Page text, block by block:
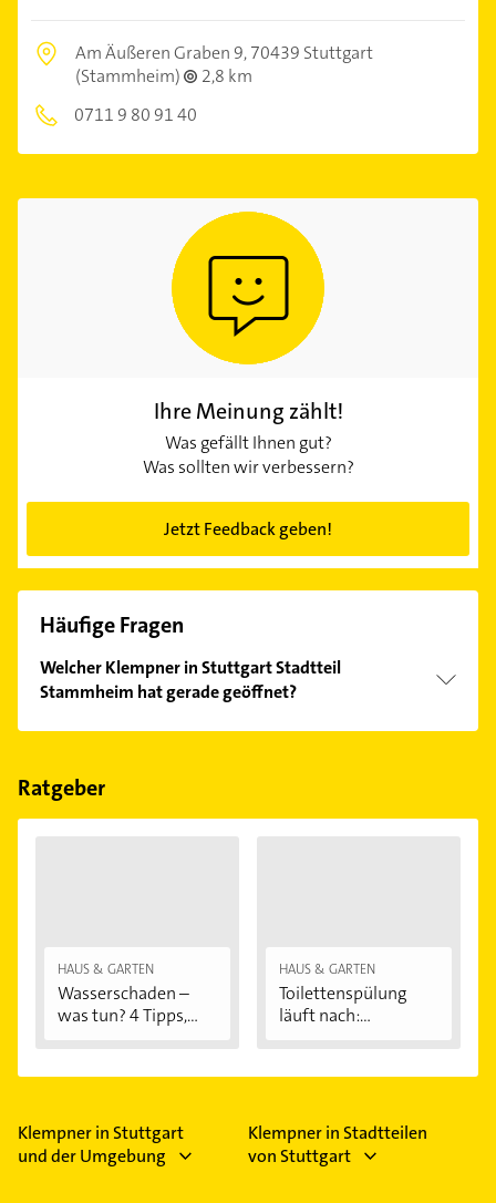
Am Äußeren Graben 9,70439 Stuttgart
(Stammheim)
2,8 km
0711 9 80 91 40
Ihre Meinung zählt!
Was gefällt Ihnen gut?
Was sollten wir verbessern?
Jetzt Feedback geben!
Häufige Fragen
Welcher Klempner in Stuttgart Stadtteil
Stammheim hat gerade geöffnet?
Im Anbieter-Bereich finden Sie alleÖffnungszeiten.
Feiertagen abweichen können.
Ratgeber
HAUS & GARTEN
Wasserschaden –
was tun? 4 Tipps,...
HAUS & GARTEN
Toilettenspülung
läuft nach:...
Klempner in Stuttgart
und der Umgebung
Klempner in Stadtteilen
von Stuttgart